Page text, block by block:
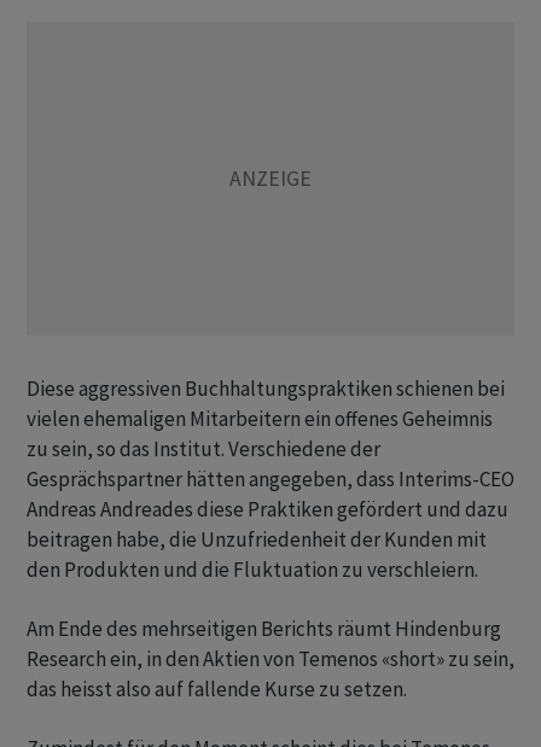
Diese aggressiven Buchhaltungspraktiken schienen bei
vielen ehemaligen Mitarbeitern ein offenes Geheimnis
zu sein, so das Institut. Verschiedene der
Gesprächspartner hätten angegeben, dass Interims-CEO
Andreas Andreades diese Praktiken gefördert und dazu
beitragen habe, die Unzufriedenheit der Kunden mit
den Produkten und die Fluktuation zu verschleiern.
Am Ende des mehrseitigen Berichts räumt Hindenburg
Research ein, in den Aktien von Temenos «short» zu sein,
das heisst also auf fallende Kurse zu setzen.